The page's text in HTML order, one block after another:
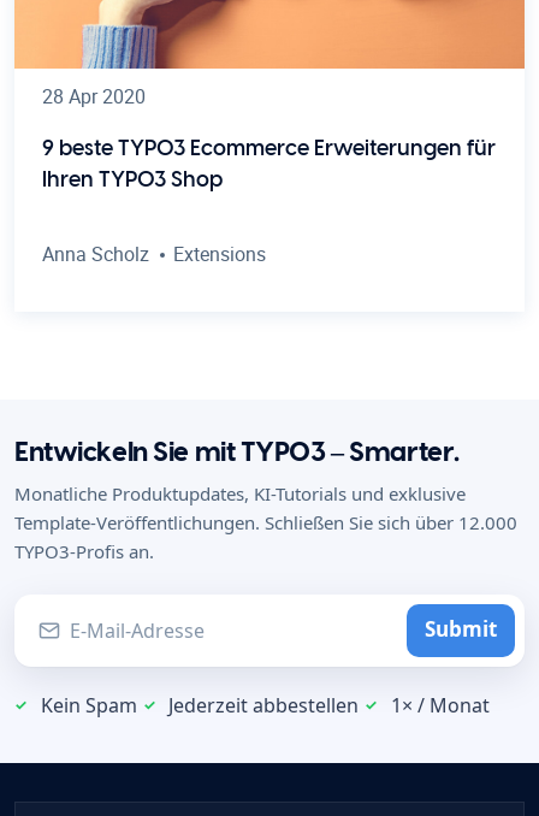
28 Apr 2020
9 beste TYPO3 Ecommerce Erweiterungen für
Ihren TYPO3 Shop
Anna Scholz Extensions
Entwickeln Sie mit TYPO3 – Smarter.
Monatliche Produktupdates, KI-Tutorials und exklusive
Template-Veröffentlichungen. Schließen Sie sich über 12.000
TYPO3-Profis an.
Submit
Kein Spam Jederzeit abbestellen 1× / Monat